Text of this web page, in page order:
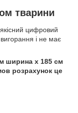
тварини
цифровий
і не має
ширина х 185 см
розрахунок це